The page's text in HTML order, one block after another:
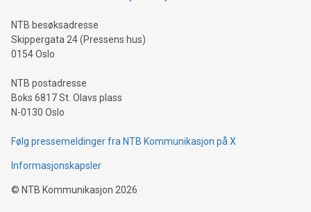
NTB besøksadresse
Skippergata 24 (Pressens hus)
0154 Oslo
NTB postadresse
Boks 6817 St. Olavs plass
N-0130 Oslo
Følg pressemeldinger fra NTB Kommunikasjon på X
Informasjonskapsler
© NTB Kommunikasjon 2026